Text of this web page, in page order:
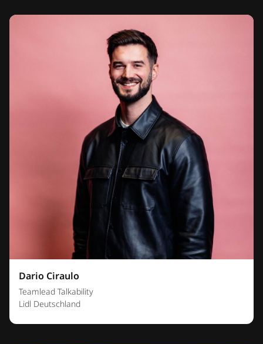
Dario Ciraulo
Teamlead Talkability
Lidl Deutschland